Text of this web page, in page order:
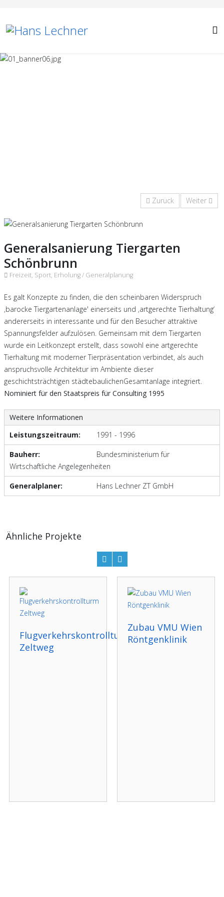
Zurück Weiter
Generalsanierung Tiergarten
Schönbrunn
Freizeit, Sport, Erholung / Generalplanung
Es galt Konzepte zu finden, die den scheinbaren Widerspruch
‚barocke Tiergartenanlage' einerseits und ‚artgerechte Tierhaltung‘
andererseits in interessante und für den Besucher attraktive
Spannungsfelder aufzulösen. Gemeinsam mit dem Tiergarten
wurde ein Leitkonzept erstellt, dass sowohl eine artgerechte
Tierhaltung mit moderner Tierpräsentation verbindet, als auch
anspruchsvolle Architektur im Ambiente dieser
geschichtsträchtigen städtebaulichenGesamtanlage integriert.
Nominiert für den Staatspreis für Consulting 1995
Weitere Informationen
Leistungszeitraum:
1991 - 1996
Bauherr:
Bundesministerium für
Wirtschaftliche Angelegenheiten
Generalplaner: Hans Lechner ZT GmbH
Ähnliche Projekte
Flugverkehrskontrollturm
Zeltweg
Zubau VMU Wien
Röntgenklinik